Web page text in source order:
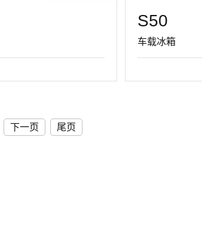
S50
车载冰箱
下一页 尾页